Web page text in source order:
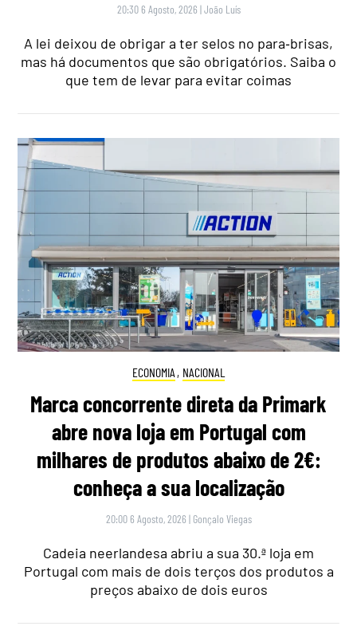
20:30 6 Agosto, 2026 |João Luís
A lei deixou de obrigar a ter selos no para‑brisas,
mas há documentos que são obrigatórios. Saiba o
que tem de levar para evitar coimas
ECONOMIA , NACIONAL
Marca concorrente direta da Primark
abre nova loja em Portugal com
milhares de produtos abaixo de 2€:
conheça a sua localização
20:00 6 Agosto, 2026 | Gonçalo Viegas
Cadeia neerlandesa abriu a sua 30.ª loja em
Portugal com mais de dois terços dos produtos a
preços abaixo de dois euros